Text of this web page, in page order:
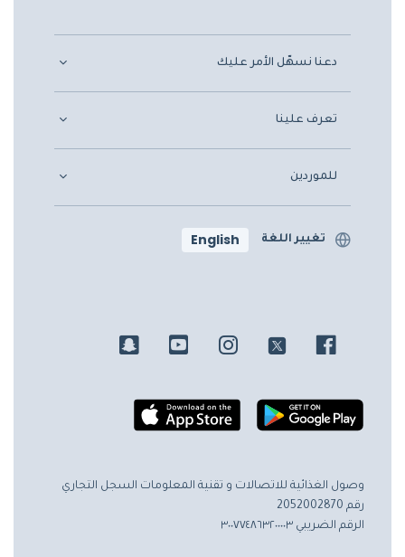
دعنا نسهّل الأمر عليك
تعرف علينا
للموردين
تغيير اللغة English
وصول الغذائية للاتصالات و تقنية المعلومات السجل التجاري
رقم 2052002870
الرقم الضريبي ٣٠٠٧٧٤٨٦٣٢٠٠٠٠٣